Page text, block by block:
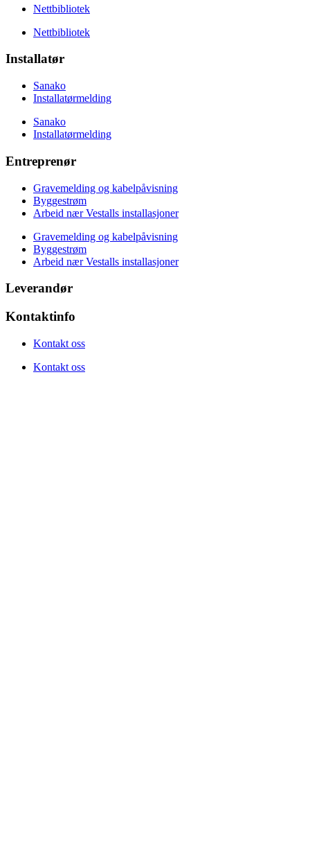
Nettbibliotek
Nettbibliotek
Installatør
Sanako
Installatørmelding
Sanako
Installatørmelding
Entreprenør
Gravemelding og kabelpåvisning
Byggestrøm
Arbeid nær Vestalls installasjoner
Gravemelding og kabelpåvisning
Byggestrøm
Arbeid nær Vestalls installasjoner
Leverandør
Kontaktinfo
Kontakt oss
Kontakt oss